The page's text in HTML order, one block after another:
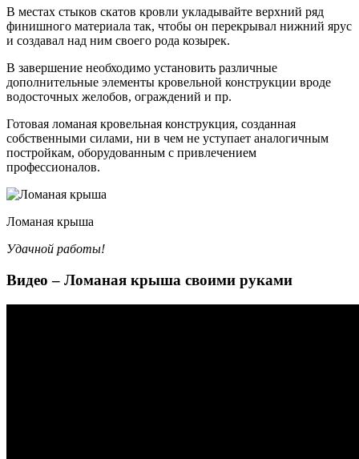
В местах стыков скатов кровли укладывайте верхний ряд
финишного материала так, чтобы он перекрывал нижний ярус
и создавал над ним своего рода козырек.
В завершение необходимо установить различные
дополнительные элементы кровельной конструкции вроде
водосточных желобов, ограждений и пр.
Готовая ломаная кровельная конструкция, созданная
собственными силами, ни в чем не уступает аналогичным
постройкам, оборудованным с привлечением
профессионалов.
Ломаная крыша
Удачной работы!
Видео – Ломаная крыша своими руками